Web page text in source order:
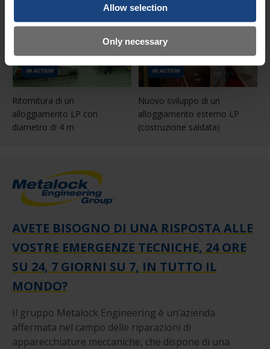
Allow selection
Only necessary
Ritornitura di un
alloggiamento LP con
diametro di 4 m
Nuovo sviluppo di un
alloggiamento esterno LP
(costruzione saldata)
AVETE BISOGNO DI UNA RISPOSTA ALLE
VOSTRE EMERGENZE TECNICHE, 24 ORE
SU 24, 7 GIORNI SU 7, IN TUTTO IL
MONDO?
Il gruppo Metalock Engineering è un’azienda
affermata nel campo delle riparazioni di
apparecchiature meccaniche, che dispone di una